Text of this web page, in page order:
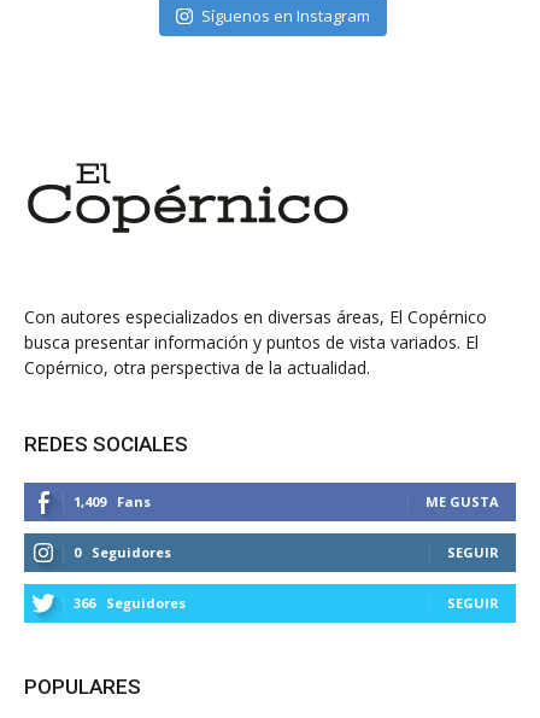
Síguenos en Instagram
Con autores especializados en diversas áreas, El Copérnico
busca presentar información y puntos de vista variados. El
Copérnico, otra perspectiva de la actualidad.
REDES SOCIALES
1,409 Fans ME GUSTA
0 Seguidores SEGUIR
366 Seguidores SEGUIR
POPULARES